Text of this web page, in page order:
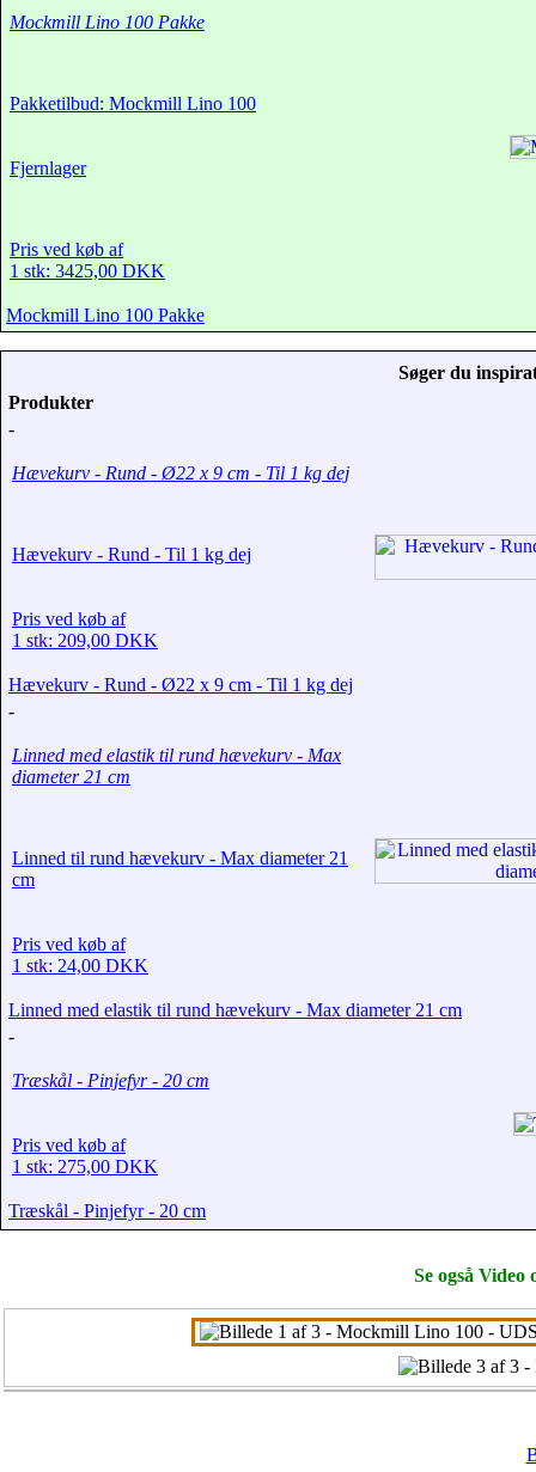
Mockmill Lino 100 Pakke
Pakketilbud: Mockmill Lino 100
Fjernlager
Pris ved køb af
1 stk: 3425,00 DKK
Mockmill Lino 100 Pakke
Søger du
Produkter
-
Hævekurv - Rund - Ø22 x 9 cm - Til 1 kg dej
Hævekurv - Rund - Til 1 kg dej
Pris ved køb af
1 stk: 209,00 DKK
Hævekurv - Rund - Ø22 x 9 cm - Til 1 kg dej
-
Linned med elastik til rund hævekurv - Max
diameter 21 cm
Linned til rund hævekurv - Max diameter 21
cm
Pris ved køb af
1 stk: 24,00 DKK
Linned med elastik til rund hævekurv - Max diameter 21 cm
-
Træskål - Pinjefyr - 20 cm
Pris ved køb af
1 stk: 275,00 DKK
Træskål - Pinjefyr - 20 cm
Se også